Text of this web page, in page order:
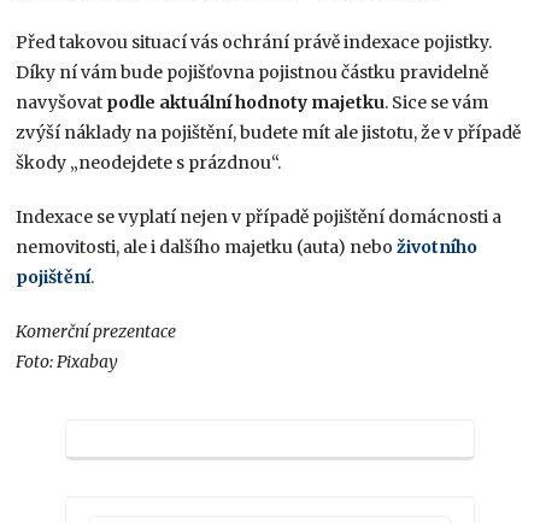
Před takovou situací vás ochrání právě indexace pojistky.
Díky ní vám bude pojišťovna pojistnou částku pravidelně
navyšovat podle aktuální hodnoty majetku. Sice se vám
zvýší náklady na pojištění, budete mít ale jistotu, že v případě
škody „neodejdete s prázdnou“.
Indexace se vyplatí nejen v případě pojištění domácnosti a
nemovitosti, ale i dalšího majetku (auta) neboživotního
pojištění.
Komerční prezentace
Foto: Pixabay